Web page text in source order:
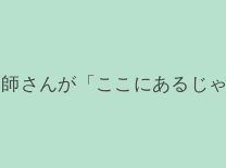
さんが「ここにあるじ